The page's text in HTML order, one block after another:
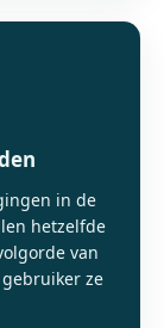
in de
hetzelfde
van
ze